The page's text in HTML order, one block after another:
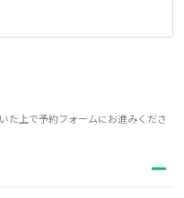
た上で予約フォームにお進みくださ